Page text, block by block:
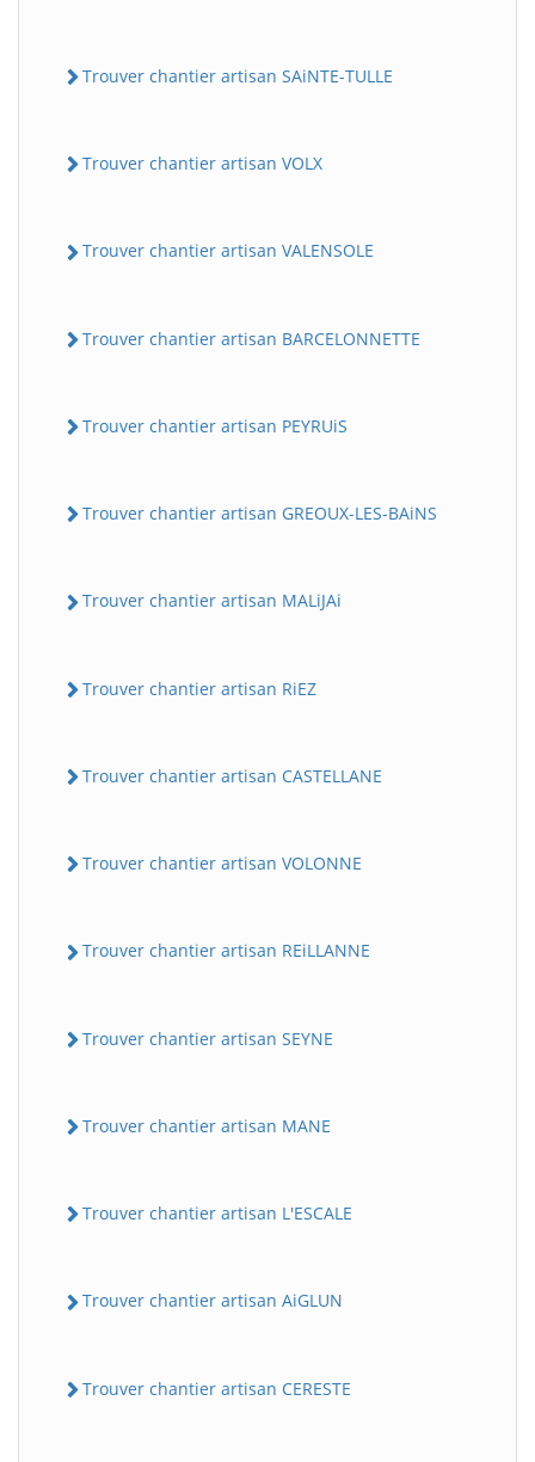
Trouver chantier artisan SAiNTE-TULLE
Trouver chantier artisan VOLX
Trouver chantier artisan VALENSOLE
Trouver chantier artisan BARCELONNETTE
Trouver chantier artisan PEYRUiS
Trouver chantier artisan GREOUX-LES-BAiNS
Trouver chantier artisan MALiJAi
Trouver chantier artisan RiEZ
Trouver chantier artisan CASTELLANE
Trouver chantier artisan VOLONNE
Trouver chantier artisan REiLLANNE
Trouver chantier artisan SEYNE
Trouver chantier artisan MANE
Trouver chantier artisan L'ESCALE
Trouver chantier artisan AiGLUN
Trouver chantier artisan CERESTE